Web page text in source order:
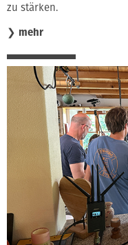
zu stärken.
❯ mehr